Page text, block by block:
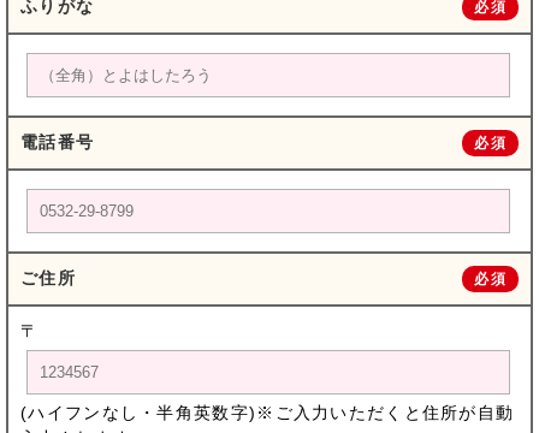
ふりがな 必須
電話番号 必須
ご住所 必須
〒
(ハイフンなし・半角英数字)※ご入力いただくと住所が自動